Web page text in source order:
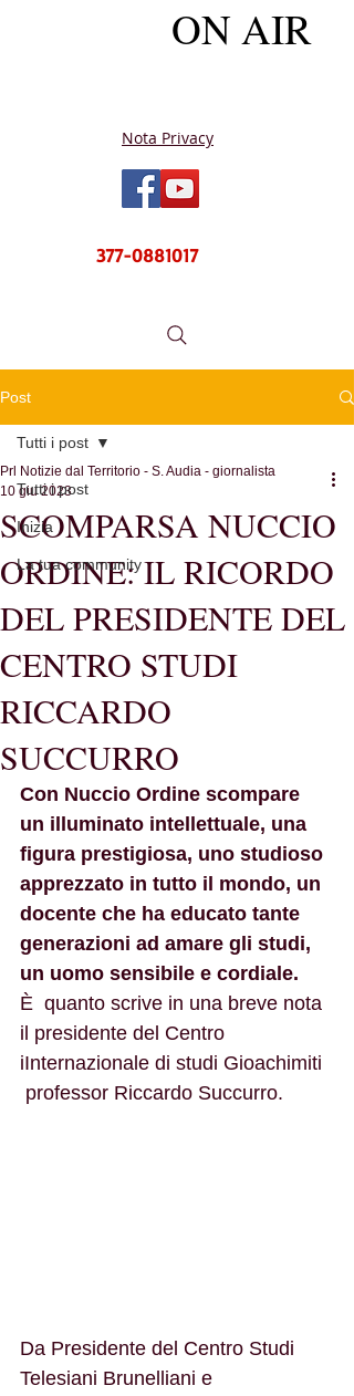
ON AIR
Nota Privacy
377-0881017
Post
Tutti i post
Inizia
La tua community
Tutti i post
SCOMPARSA NUCCIO
ORDINE: IL RICORDO
DEL PRESIDENTE DEL
CENTRO STUDI
RICCARDO
SUCCURRO
Prl Notizie dal Territorio - S. Audia - giornalista
10 giu 2023
Con Nuccio Ordine scompare
un illuminato intellettuale, una
figura prestigiosa, uno studioso
apprezzato in tutto il mondo, un
docente che ha educato tante
generazioni ad amare gli studi,
un uomo sensibile e cordiale.
È  quanto scrive in una breve nota
il presidente del Centro
iInternazionale di studi Gioachimiti
professor Riccardo Succurro.
Da Presidente del Centro Studi
Telesiani Brunelliani e